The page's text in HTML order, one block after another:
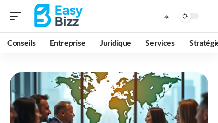
Conseils Entreprise Juridique Services